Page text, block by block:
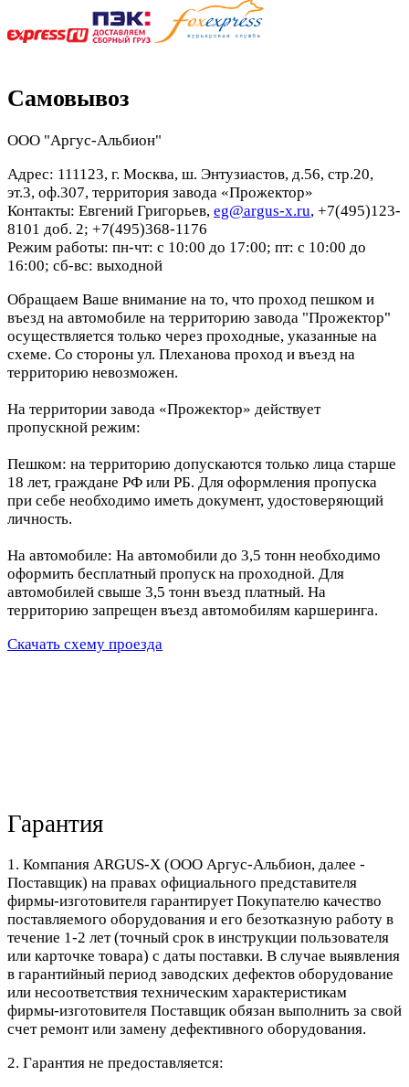
Самовывоз
ООО "Аргус-Альбион"
Адрес: 111123, г. Москва, ш. Энтузиастов, д.56, стр.20,
эт.3, оф.307, территория завода «Прожектор»
Контакты: Евгений Григорьев, eg@argus-x.ru, +7(495)123-
8101 доб. 2; +7(495)368-1176
Режим работы: пн-чт: с 10:00 до 17:00; пт: с 10:00 до
16:00; сб-вс: выходной
Обращаем Ваше внимание на то, что проход пешком и
въезд на автомобиле на территорию завода "Прожектор"
осуществляется только через проходные, указанные на
схеме. Со стороны ул. Плеханова проход и въезд на
территорию невозможен.
На территории завода «Прожектор» действует
пропускной режим:
Пешком: на территорию допускаются только лица старше
18 лет, граждане РФ или РБ. Для оформления пропуска
при себе необходимо иметь документ, удостоверяющий
личность.
На автомобиле: На автомобили до 3,5 тонн необходимо
оформить бесплатный пропуск на проходной. Для
автомобилей свыше 3,5 тонн въезд платный. На
территорию запрещен въезд автомобилям каршеринга.
Скачать схему проезда
Гарантия
1. Компания ARGUS-X (ООО Аргус-Альбион, далее -
Поставщик) на правах официального представителя
фирмы-изготовителя гарантирует Покупателю качество
поставляемого оборудования и его безотказную работу в
течение 1-2 лет (точный срок в инструкции пользователя
или карточке товара) с даты поставки. В случае выявления
в гарантийный период заводских дефектов оборудование
или несоответствия техническим характеристикам
фирмы-изготовителя Поставщик обязан выполнить за свой
счет ремонт или замену дефективного оборудования.
2. Гарантия не предоставляется: